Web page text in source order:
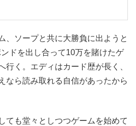
、ソープと共に大勝負に出ようと
ドを出し合って10万を賭けたゲ
行く。エディはカード歴が長く、
なら読み取れる自信があったから
ても堂々としつつゲームを始めて